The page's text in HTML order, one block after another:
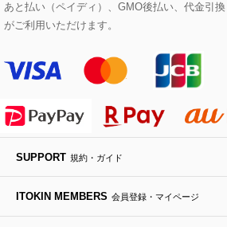
Maison de CINQ
MK MICHEL KLEIN BAG
HIROKO KOSHINO
セットアップワンピース
ステンカラーコート
ライダースジャケット
デニムジャケット
ダウンジャケット・コート
ヘアアクセサリー
ハンカチ・バンダナ
手袋
チャーム・ストラップ
ブローチ・コサージュ
ボストンバッグ
バックパック・リュック
ボディバッグ・メッセンジャーバ
トラベルバッグ
スニーカー
フラットシューズ
ローファー
ドレスシューズ
ローズ
カサブランカ・カラー
ラナンキュラス
ポプリアレンジ＆フレグランス
あと払い（ペイディ）、GMO後払い、代金引換
がご利用いただけます。
SUPPORT 規約・ガイド
ITOKIN MEMBERS 会員登録・マイページ